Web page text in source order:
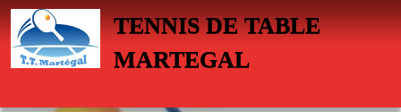
TENNIS DE TABLE
MARTEGAL
Panneau de gestion des cookies